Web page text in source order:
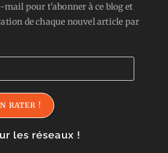
mail pour t'abonner à ce blog et
de chaque nouvel article par
RATER !
les réseaux !